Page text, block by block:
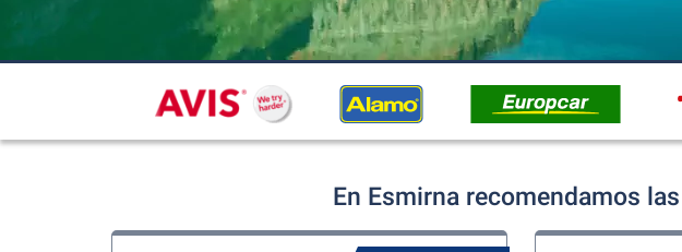
En Esmirna recomendamos